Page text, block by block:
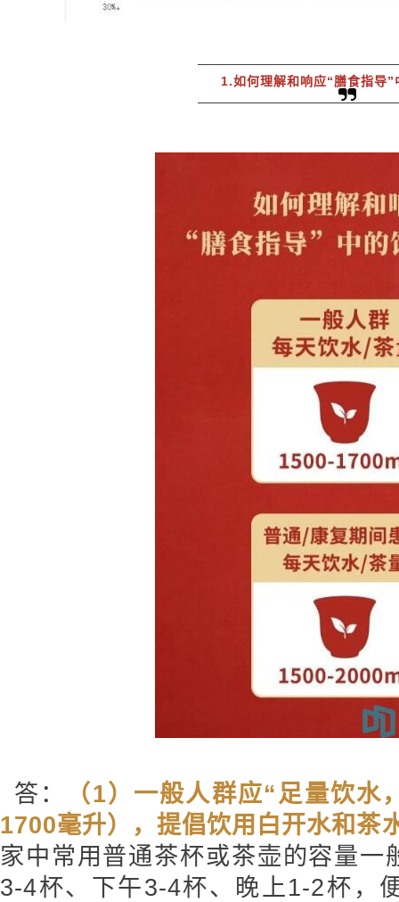
1.如何理解和响应“膳食指导”
答：
（1）一般人群应“足量饮
1700毫升），提倡饮用白开水和茶
家中常用普通茶杯或茶壶的容量一
3-4杯、下午3-4杯、晚上1-2杯，